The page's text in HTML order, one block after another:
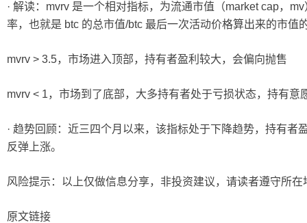
· 解读：mvrv 是一个相对指标，为流通市值（market cap，
率，也就是 btc 的总市值/btc 最后一次活动价格算出来的市值
mvrv > 3.5，市场进入顶部，持有者盈利较大，会偏向抛售
mvrv < 1，市场到了底部，大多持有者处于亏损状态，持有
· 趋势回顾：近三四个月以来，该指标处于下降趋势，持有
反弹上涨。
风险提示：以上仅做信息分享，非投资建议，请读者遵守所在
原文链接